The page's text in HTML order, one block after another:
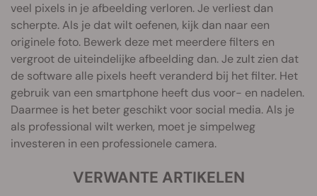
veel pixels in je afbeelding verloren. Je verliest dan
scherpte. Als je dat wilt oefenen, kijk dan naar een
originele foto. Bewerk deze met meerdere filters en
vergroot de uiteindelijke afbeelding dan. Je zult zien dat
de software alle pixels heeft veranderd bij het filter. Het
gebruik van een smartphone heeft dus voor- en nadelen.
Daarmee is het beter geschikt voor social media. Als je
als professional wilt werken, moet je simpelweg
investeren in een professionele camera.
VERWANTE ARTIKELEN